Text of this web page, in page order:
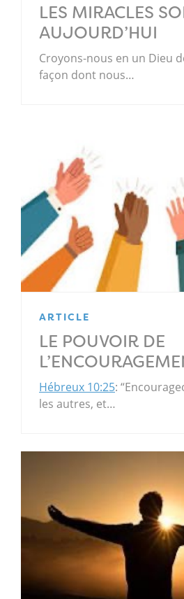
LES MIRACLES
AUJOURD’HUI
Croyons-nous en un Dieu
façon dont nous…
ARTICLE
LE POUVOIR DE
Hébreux 10:25:
les autres, et…